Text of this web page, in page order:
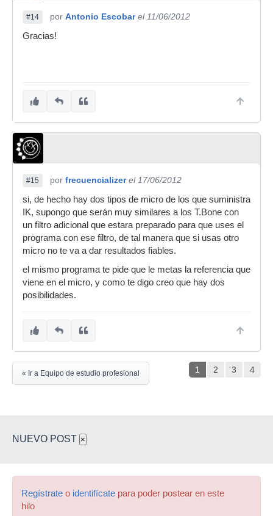
#14 por Antonio Escobar el 11/06/2012
Gracias!
#15 por frecuencializer el 17/06/2012
si, de hecho hay dos tipos de micro de los que suministra
IK, supongo que serán muy similares a los T.Bone con
un filtro adicional que estara preparado para que uses el
programa con ese filtro, de tal manera que si usas otro
micro no te va a dar resultados fiables.
el mismo programa te pide que le metas la referencia que
viene en el micro, y como te digo creo que hay dos
posibilidades.
1 2 3 4
« Ir a Equipo de estudio profesional
NUEVO POST ×
Regístrate o identifícate para poder postear en este
hilo